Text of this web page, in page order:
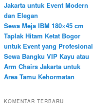
Jakarta untuk Event Modern
dan Elegan
Sewa Meja IBM 180×45 cm
Taplak Hitam Ketat Bogor
untuk Event yang Profesional
Sewa Bangku VIP Kayu atau
Arm Chairs Jakarta untuk
Area Tamu Kehormatan
KOMENTAR TERBARU